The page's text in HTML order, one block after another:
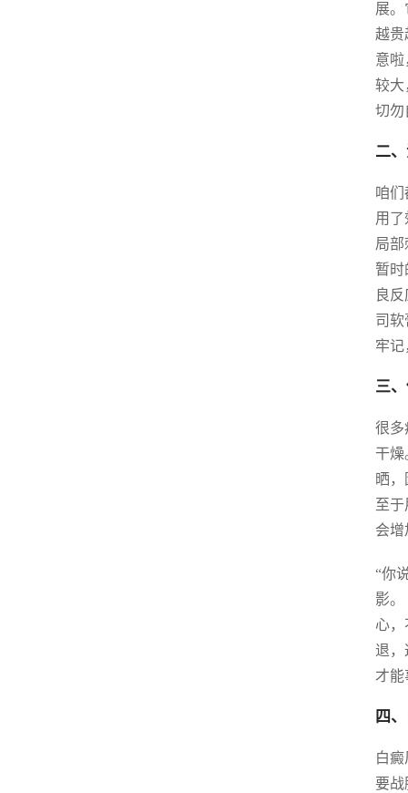
展。
越贵
意啦
较大
切勿
二
咱
用
局
暂
良
司
牢记
三
很多
干
晒
至
会增
“你
影
心
退，
才能
四
白
要